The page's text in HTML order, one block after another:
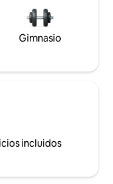
Gimnasio
incluidos